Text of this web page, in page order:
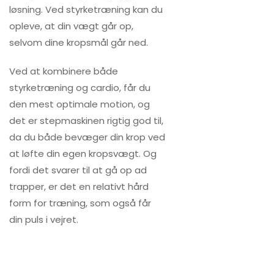
løsning. Ved styrketræning kan du
opleve, at din vægt går op,
selvom dine kropsmål går ned.
Ved at kombinere både
styrketræning og cardio, får du
den mest optimale motion, og
det er stepmaskinen rigtig god til,
da du både bevæger din krop ved
at løfte din egen kropsvægt. Og
fordi det svarer til at gå op ad
trapper, er det en relativt hård
form for træning, som også får
din puls i vejret.